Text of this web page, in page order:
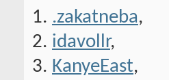
.zakatneba,
idavollr,
KanyeEast,